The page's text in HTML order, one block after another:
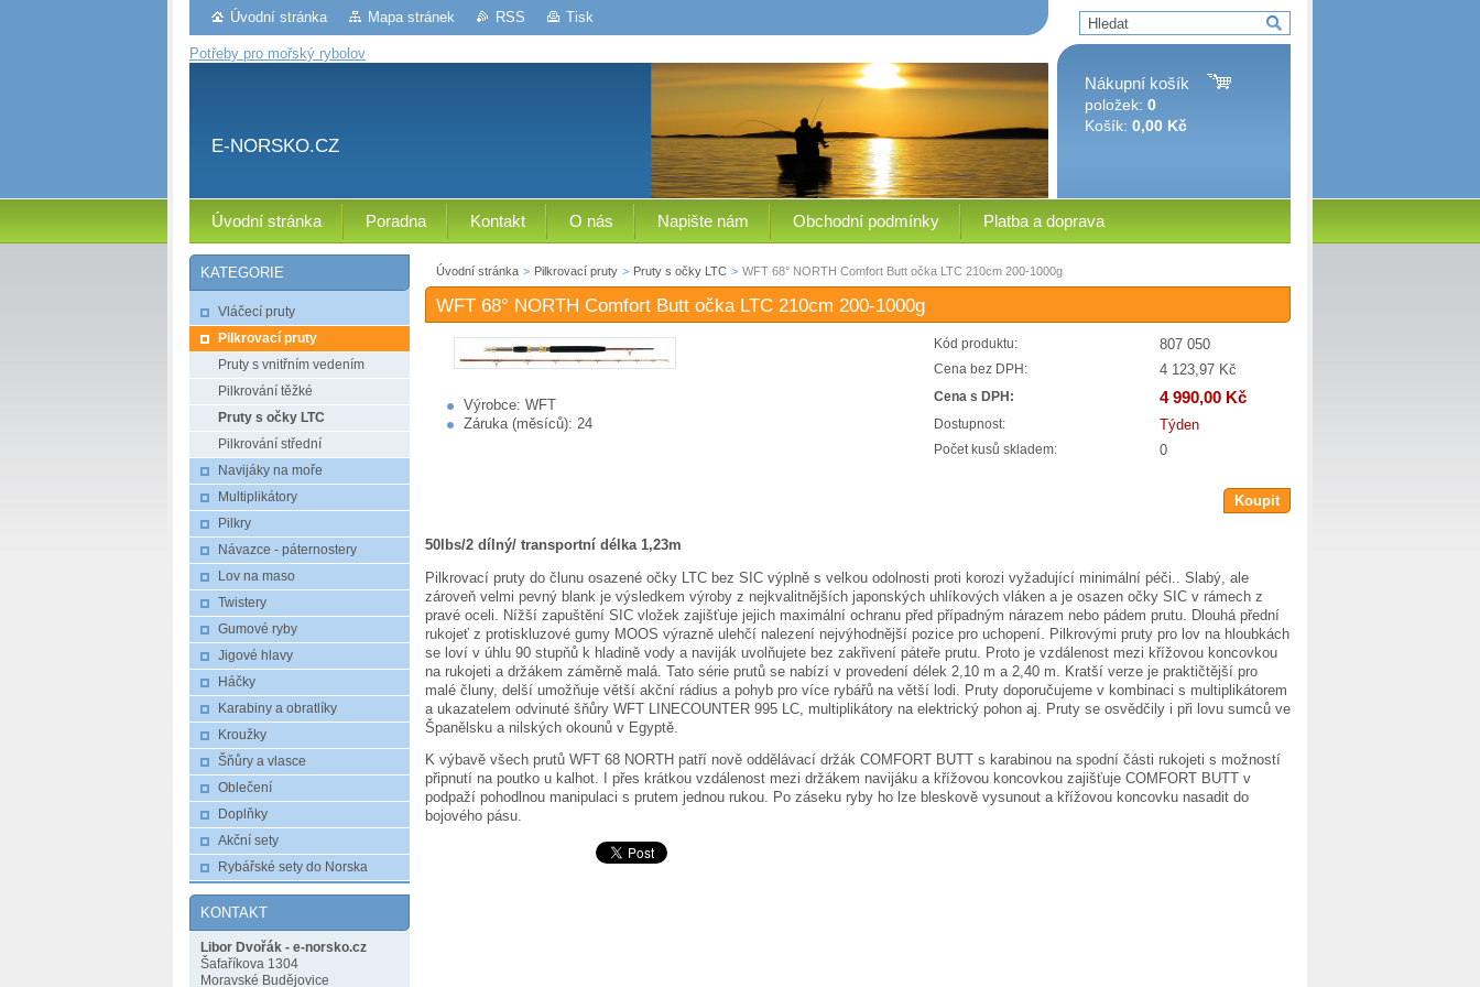
Úvodní stránka Mapa stránek RSS Tisk
Potřeby pro mořský rybolov
E-NORSKO.CZ
Nákupní košík
položek: 0
Košík: 0,00 Kč
Úvodní stránka Poradna Kontakt O nás Napište nám Obchodní podmínky Platba a doprava
Úvodní stránka > Pilkrovací pruty > Pruty s očky LTC > WFT 68° NORTH Comfort Butt očka LTC 210cm 200-1000g
WFT 68° NORTH Comfort Butt očka LTC 210cm 200-1000g
Výrobce: WFT
Záruka (měsíců): 24
Kód produktu: 807 050
Cena bez DPH: 4 123,97 Kč
Cena s DPH: 4 990,00 Kč
Dostupnost: Týden
Počet kusů skladem: 0
Koupit
50lbs/2 dílný/ transportní délka 1,23m
Pilkrovací pruty do člunu osazené očky LTC bez SIC výplně s velkou odolnosti proti korozi vyžadující minimální péči.. Slabý, ale
zároveň velmi pevný blank je výsledkem výroby z nejkvalitnějších japonských uhlíkových vláken a je osazen očky SIC v rámech z
pravé oceli. Nížší zapuštění SIC vložek zajišťuje jejich maximální ochranu před případným nárazem nebo pádem prutu. Dlouhá přední
rukojeť z protiskluzové gumy MOOS výrazně ulehčí nalezení nejvýhodnější pozice pro uchopení. Pilkrovými pruty pro lov na hloubkách
se loví v úhlu 90 stupňů k hladině vody a naviják uvolňujete bez zakřivení páteře prutu. Proto je vzdálenost mezi křížovou koncovkou
na rukojeti a držákem záměrně malá. Tato série prutů se nabízí v provedení délek 2,10 m a 2,40 m. Kratší verze je praktičtější pro
malé čluny, delší umožňuje větší akční rádius a pohyb pro více rybářů na větší lodi. Pruty doporučujeme v kombinaci s multiplikátorem
a ukazatelem odvinuté šňůry WFT LINECOUNTER 995 LC, multiplikátory na elektrický pohon aj. Pruty se osvědčily i při lovu sumců ve
Španělsku a nilských okounů v Egyptě.
K výbavě všech prutů WFT 68 NORTH patří nově oddělávací držák COMFORT BUTT s karabinou na spodní části rukojeti s možností
připnutí na poutko u kalhot. I přes krátkou vzdálenost mezi držákem navijáku a křížovou koncovkou zajišťuje COMFORT BUTT v
podpaží pohodlnou manipulaci s prutem jednou rukou. Po záseku ryby ho lze bleskově vysunout a křížovou koncovku nasadit do
bojového pásu.
KATEGORIE
Vláčecí pruty
Pilkrovací pruty
Pruty s vnitřním vedením
Pilkrování těžké
Pruty s očky LTC
Pilkrování střední
Navijáky na moře
Multiplikátory
Pilkry
Návazce - páternostery
Lov na maso
Twistery
Gumové ryby
Jigové hlavy
Háčky
Karabiny a obratlíky
Kroužky
Šňůry a vlasce
Oblečení
Doplňky
Akční sety
Rybářské sety do Norska
KONTAKT
Libor Dvořák - e-norsko.cz
Šafaříkova 1304
Moravské Budějovice